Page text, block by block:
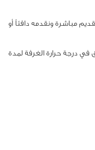
مباشرة ونقدمه دافئاً أو
في درجة حرارة الغرفة لمدة